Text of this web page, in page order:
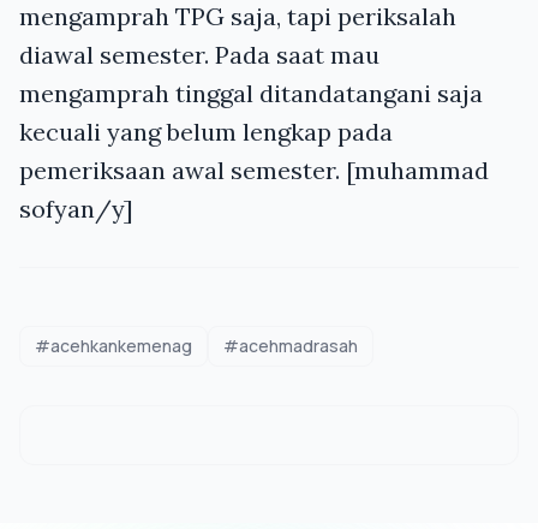
mengamprah TPG saja, tapi periksalah
diawal semester. Pada saat mau
mengamprah tinggal ditandatangani saja
kecuali yang belum lengkap pada
pemeriksaan awal semester. [muhammad
sofyan/y]
#acehkankemenag #acehmadrasah